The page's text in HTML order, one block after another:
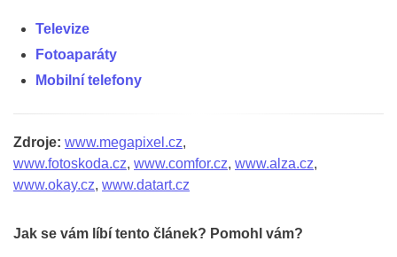
Televize
Fotoaparáty
Mobilní telefony
Zdroje: www.megapixel.cz,
www.fotoskoda.cz, www.comfor.cz, www.alza.cz,
www.okay.cz, www.datart.cz
Jak se vám líbí tento článek? Pomohl vám?